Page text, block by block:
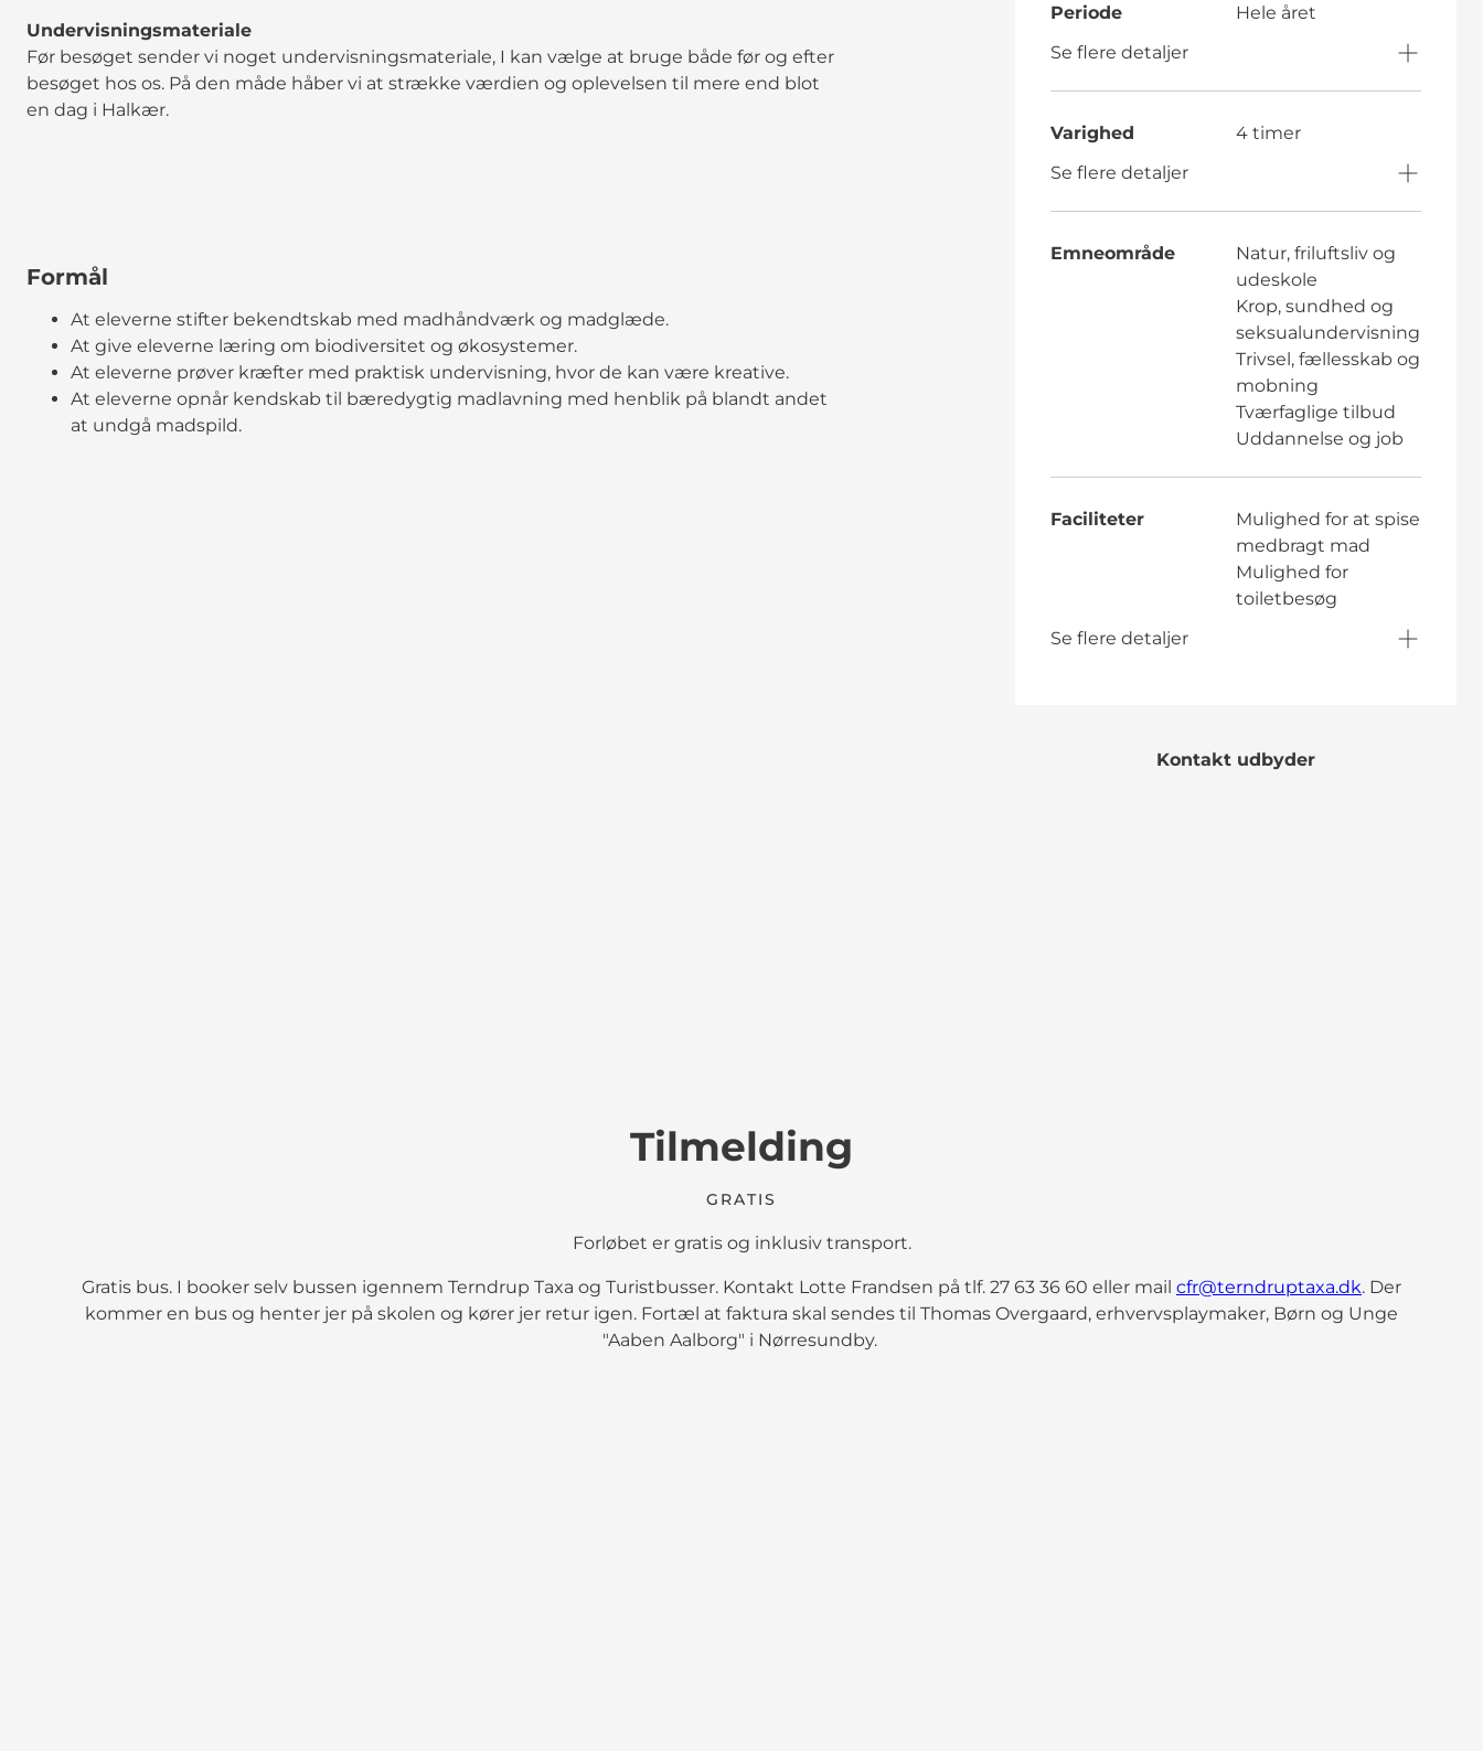
Undervisningsmateriale
Før besøget sender vi noget undervisningsmateriale, I kan vælge at bruge både før og efter
besøget hos os. På den måde håber vi at strække værdien og oplevelsen til mere end blot
en dag i Halkær.
Formål
At eleverne stifter bekendtskab med madhåndværk og madglæde.
At give eleverne læring om biodiversitet og økosystemer.
At eleverne prøver kræfter med praktisk undervisning, hvor de kan være kreative.
At eleverne opnår kendskab til bæredygtig madlavning med henblik på blandt andet
at undgå madspild.
Periode
Hele året
Se flere detaljer
Varighed
4 timer
Se flere detaljer
Emneområde
Natur, friluftsliv og
udeskole
Krop, sundhed og
seksualundervisning
Trivsel, fællesskab og
mobning
Tværfaglige tilbud
Uddannelse og job
Faciliteter
Mulighed for at spise
medbragt mad
Mulighed for
toiletbesøg
Se flere detaljer
Kontakt udbyder
Tilmelding
GRATIS
Forløbet er gratis og inklusiv transport.
Gratis bus. I booker selv bussen igennem Terndrup Taxa og Turistbusser. Kontakt Lotte Frandsen på tlf. 27 63 36 60 eller mail cfr@terndruptaxa.dk. Der
kommer en bus og henter jer på skolen og kører jer retur igen. Fortæl at faktura skal sendes til Thomas Overgaard, erhvervsplaymaker, Børn og Unge
"Aaben Aalborg" i Nørresundby.